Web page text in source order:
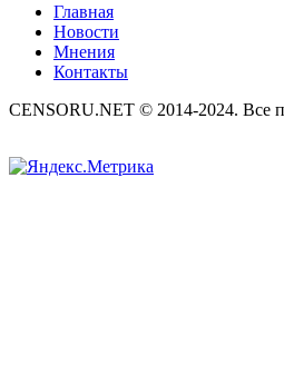
Главная
Новости
Мнения
Контакты
CENSORU.NET © 2014-2024. Все